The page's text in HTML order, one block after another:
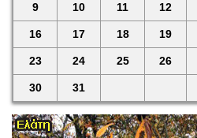
9 10 11 12
16 17 18 19
23 24 25 26
30 31